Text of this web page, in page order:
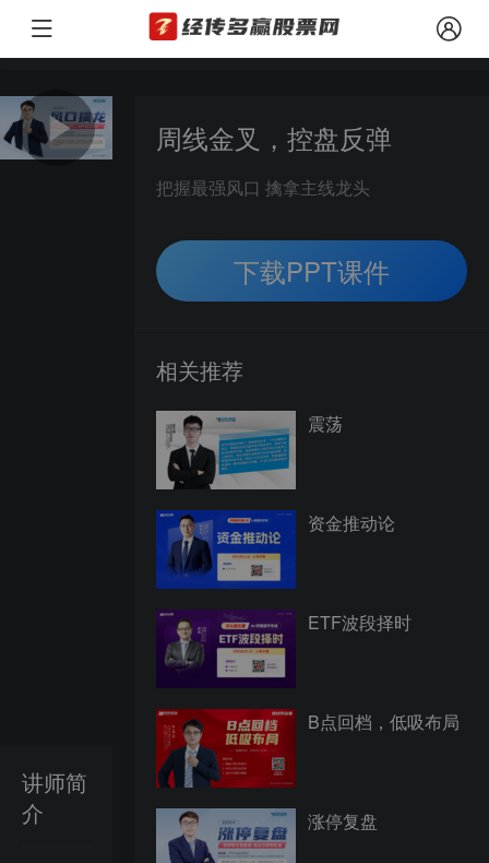
本文观点由经传多赢投资顾问 罗雪奎（投顾执业编号：A1120616080001；
讲师简
介
周线金叉，控盘反弹
把握最强风口 擒拿主线龙头
下载PPT课件
相关推荐
震荡
资金推动论
ETF波段择时
B点回档，低吸布局
涨停复盘